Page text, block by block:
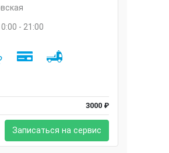
- 21:00
3000 ₽
Записаться на сервис